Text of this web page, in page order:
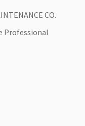
CO.
Professional